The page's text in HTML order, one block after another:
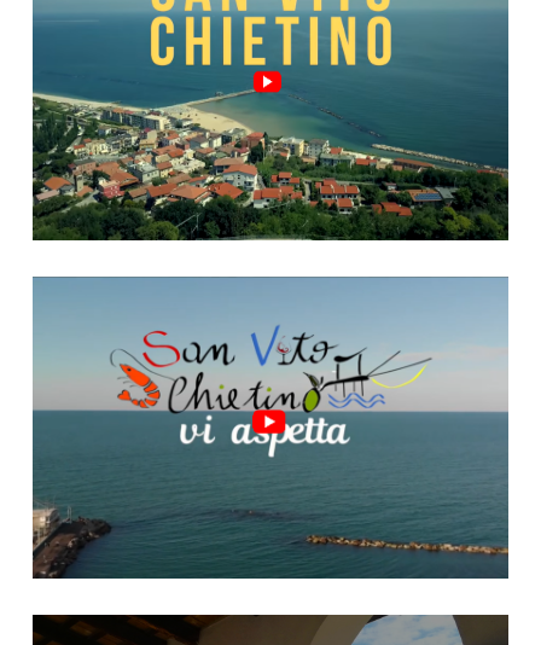
"Scopri San Vito" - Portale turistico del Comune di San Vito